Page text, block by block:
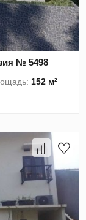
№ 5498
152 м²